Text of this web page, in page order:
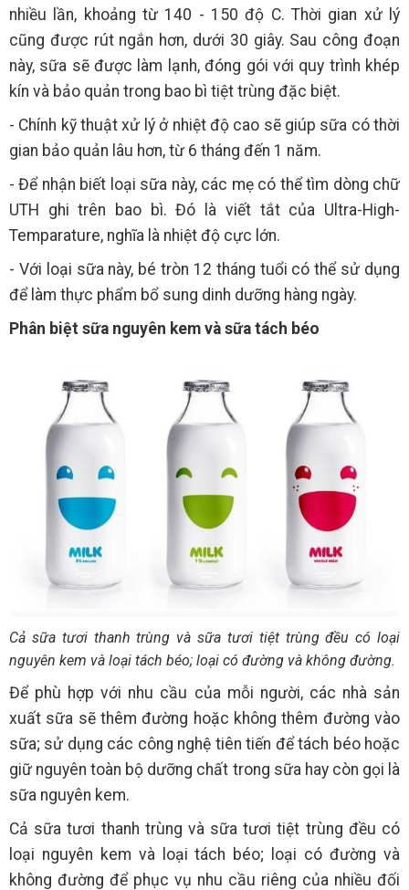
nhiều lần, khoảng từ 140 - 150 độ C. Thời gian xử lý
cũng được rút ngắn hơn, dưới 30 giây. Sau công đoạn
này, sữa sẽ được làm lạnh, đóng gói với quy trình khép
kín và bảo quản trong bao bì tiệt trùng đặc biệt.
- Chính kỹ thuật xử lý ở nhiệt độ cao sẽ giúp sữa có thời
gian bảo quản lâu hơn, từ 6 tháng đến 1 năm.
- Để nhận biết loại sữa này, các mẹ có thể tìm dòng chữ
UTH ghi trên bao bì. Đó là viết tắt của Ultra-High-
Temparature, nghĩa là nhiệt độ cực lớn.
- Với loại sữa này, bé tròn 12 tháng tuổi có thể sử dụng
để làm thực phẩm bổ sung dinh dưỡng hàng ngày.
Phân biệt sữa nguyên kem và sữa tách béo
Cả sữa tươi thanh trùng và sữa tươi tiệt trùng đều có loại
nguyên kem và loại tách béo; loại có đường và không đường.
Để phù hợp với nhu cầu của mỗi người, các nhà sản
xuất sữa sẽ thêm đường hoặc không thêm đường vào
sữa; sử dụng các công nghệ tiên tiến để tách béo hoặc
giữ nguyên toàn bộ dưỡng chất trong sữa hay còn gọi là
sữa nguyên kem.
Cả sữa tươi thanh trùng và sữa tươi tiệt trùng đều có
loại nguyên kem và loại tách béo; loại có đường và
không đường để phục vụ nhu cầu riêng của nhiều đối